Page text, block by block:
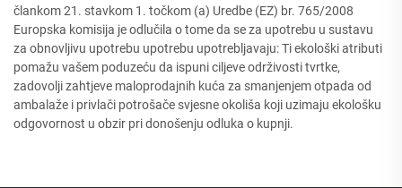
člankom 21. stavkom 1. točkom (a) Uredbe (EZ) br. 765/2008
Europska komisija je odlučila o tome da se za upotrebu u sustavu
za obnovljivu upotrebu upotrebu upotrebljavaju: Ti ekološki atributi
pomažu vašem poduzeću da ispuni ciljeve održivosti tvrtke,
zadovolji zahtjeve maloprodajnih kuća za smanjenjem otpada od
ambalaže i privlači potrošače svjesne okoliša koji uzimaju ekološku
odgovornost u obzir pri donošenju odluka o kupnji.